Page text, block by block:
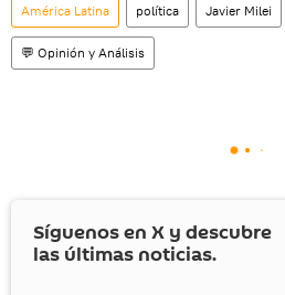
América Latina política Javier Milei
💬 Opinión y Análisis
Síguenos en X y descubre
las últimas noticias.